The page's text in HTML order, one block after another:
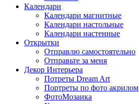
Календари
Календари магнитные
Календари настольные
Календари настенные
Открытки
Отправлю самостоятельно
Отправьте за меня
Декор Интерьера
Потреты Dream Art
Портреты по фото акрилом
ФотоМозаика